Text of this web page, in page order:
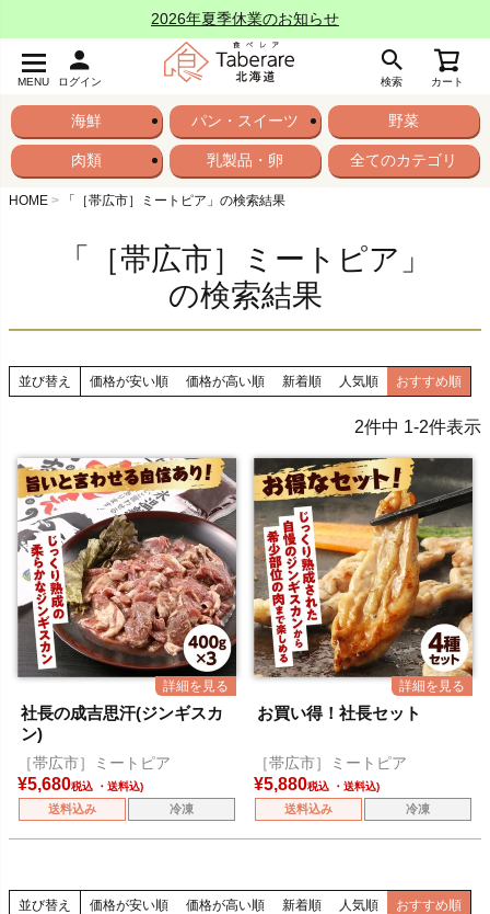
2026年夏季休業のお知らせ
MENU ログイン 検索 カート
海鮮 パン・スイーツ 野菜
肉類 乳製品・卵 全てのカテゴリ
HOME 「［帯広市］ミートピア」の検索結果
「［帯広市］ミートピア」
の検索結果
並び替え 価格が安い順 価格が高い順 新着順 人気順 おすすめ順
2件中 1-2件表示
社長の成吉思汗(ジンギスカ
ン)
［帯広市］ミートピア
¥5,680税込
送料込み 冷凍
お買い得！社長セット
［帯広市］ミートピア
¥5,880税込
送料込み 冷凍
並び替え 価格が安い順 価格が高い順 新着順 人気順 おすすめ順